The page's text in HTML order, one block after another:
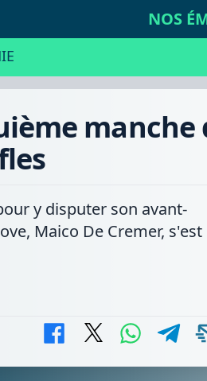
NOS
manche
y disputer son avant-
Maico De Cremer, s'est